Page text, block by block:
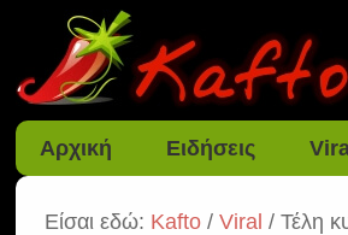
Αρχική Ειδήσεις
Είσαι εδώ: Kafto /Viral / Τέλη